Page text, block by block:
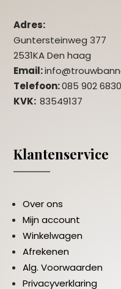
Adres:
Guntersteinweg 377
2531KA Den haag
Email:
Telefoon:085 902 6830
KVK:83549137
Klantenservice
Over ons
Mijn account
Winkelwagen
Afrekenen
Alg. Voorwaarden
Privacyverklaring